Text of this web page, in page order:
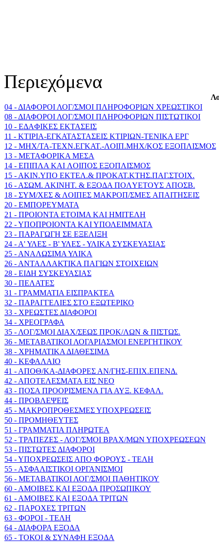
Περιεχόμενα
04 - ΔΙΑΦΟΡΟΙ ΛΟΓ/ΣΜΟΙ ΠΛΗΡΟΦΟΡΙΩΝ ΧΡΕΩΣΤΙΚΟΙ
08 - ΔΙΑΦΟΡΟΙ ΛΟΓ/ΣΜΟΙ ΠΛΗΡΟΦΟΡΙΩΝ ΠΙΣΤΩΤΙΚΟΙ
10 - EΔAΦIKEΣ EKTAΣEIΣ
11 - KTIPIA-EΓKATAΣTAΣEIΣ KTIPIΩN-TENIKA EPΓ
12 - MHX/TA-TEXN.EΓKAT.-ΛOIΠ.MHX/KOΣ EΞOΠΛIΣΜΟΣ
13 - METAΦOPIKA MEΣA
14 - EΠIΠΛA KAI ΛOIΠOΣ EΞOΠΛIΣMOΣ
15 - AKIN.YΠO EKTEΛ.& ΠPOKAT.KTHΣ.ΠAΓ.ΣTOIX.
16 - AΣΩM. AKINHT. & EΞOΔA ΠOΛYETOYΣ AΠOΣB.
18 - ΣYM/XEΣ & ΛOIΠEΣ MAKPOΠ/ΣMEΣ AΠAITHΣEIΣ
20 - ΕΜΠΟΡΕΥΜΑΤΑ
21 - ΠΡΟΙΟΝΤΑ ΕΤΟΙΜΑ ΚΑΙ ΗΜΙΤΕΛΗ
22 - ΥΠΟΠΡΟΙΟΝΤΑ ΚΑΙ ΥΠΟΛΕΙΜΜΑΤΑ
23 - ΠΑΡΑΓΩΓΗ ΣΕ ΕΞΕΛΙΞΗ
24 - Α' ΥΛΕΣ - Β' ΥΛΕΣ - ΥΛΙΚΑ ΣΥΣΚΕΥΑΣΙΑΣ
25 - ΑΝΑΛΩΣΙΜΑ ΥΛΙΚΑ
26 - ΑΝΤΑΛΛΑΚΤΙΚΑ ΠΑΓΙΩΝ ΣΤΟΙΧΕΙΩΝ
28 - ΕΙΔΗ ΣΥΣΚΕΥΑΣΙΑΣ
30 - ΠΕΛΑΤΕΣ
31 - ΓΡΑΜΜΑΤΙΑ ΕΙΣΠΡΑΚΤΕΑ
32 - ΠΑΡΑΓΓΕΛΙΕΣ ΣΤΟ ΕΞΩΤΕΡΙΚΟ
33 - ΧΡΕΩΣΤΕΣ ΔΙΑΦΟΡΟΙ
34 - ΧΡΕΟΓΡΑΦΑ
35 - ΛΟΓ/ΣΜΟΙ ΔΙΑΧ/ΣΕΩΣ ΠΡΟΚ/ΛΩΝ & ΠΙΣΤΩΣ.
36 - ΜΕΤΑΒΑΤΙΚΟΙ ΛΟΓΑΡΙΑΣΜΟΙ ΕΝΕΡΓΗΤΙΚΟΥ
38 - ΧΡΗΜΑΤΙΚΑ ΔΙΑΘΕΣΙΜΑ
40 - ΚΕΦΑΛΑΙΟ
41 - ΑΠΟΘ/ΚΑ-ΔΙΑΦΟΡΕΣ ΑΝ/ΓΗΣ-ΕΠΙΧ.ΕΠΕΝΔ.
42 - ΑΠΟΤΕΛΕΣΜΑΤΑ ΕΙΣ ΝΕΟ
43 - ΠΟΣΑ ΠΡΟΟΡΙΣΜΕΝΑ ΓΙΑ ΑΥΞ. ΚΕΦΑΛ.
44 - ΠΡΟΒΛΕΨΕΙΣ
45 - ΜΑΚΡΟΠΡΟΘΕΣΜΕΣ ΥΠΟΧΡΕΩΣΕΙΣ
50 - ΠΡΟΜΗΘΕΥΤΕΣ
51 - ΓΡΑΜΜΑΤΙΑ ΠΛΗΡΩΤΕΑ
52 - ΤΡΑΠΕΖΕΣ - ΛΟΓ/ΣΜΟΙ ΒΡΑΧ/ΜΩΝ ΥΠΟΧΡΕΩΣΕΩΝ
53 - ΠΙΣΤΩΤΕΣ ΔΙΑΦΟΡΟΙ
54 - ΥΠΟΧΡΕΩΣΕΙΣ ΑΠΟ ΦΟΡΟΥΣ - ΤΕΛΗ
55 - ΑΣΦΑΛΙΣΤΙΚΟΙ ΟΡΓΑΝΙΣΜΟΙ
56 - ΜΕΤΑΒΑΤΙΚΟΙ ΛΟΓ/ΣΜΟΙ ΠΑΘΗΤΙΚΟΥ
60 - ΑΜΟΙΒΕΣ ΚΑΙ ΕΞΟΔΑ ΠΡΟΣΩΠΙΚΟΥ
61 - ΑΜΟΙΒΕΣ ΚΑΙ ΕΞΟΔΑ ΤΡΙΤΩΝ
62 - ΠΑΡΟΧΕΣ ΤΡΙΤΩΝ
63 - ΦΟΡΟΙ - ΤΕΛΗ
64 - ΔΙΑΦΟΡΑ ΕΞΟΔΑ
65 - ΤΟΚΟΙ & ΣΥΝΑΦΗ ΕΞΟΔΑ